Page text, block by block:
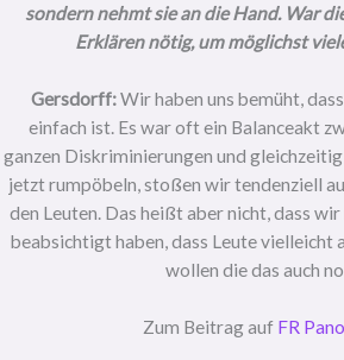
sondern nehmt sie an die Hand. War
Erklären nötig, um möglichst
Gersdorff:Wir haben uns bemüht,
einfach ist. Es war oft ein Balanceakt
ganzen Diskriminierungen und
jetzt rumpöbeln, stoßen wir tendenziell
den Leuten. Das heißt aber nicht, dass wir
beabsichtigt haben, dass Leute vielleicht
wollen die das auch
Zum Beitrag auf FR